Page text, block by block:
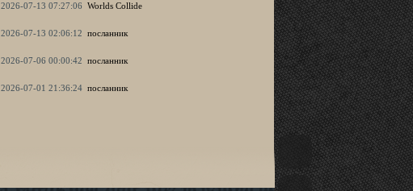
2026-07-13 07:27:06 Worlds Collide
2026-07-13 02:06:12 посланник
2026-07-06 00:00:42 посланник
2026-07-01 21:36:24 посланник